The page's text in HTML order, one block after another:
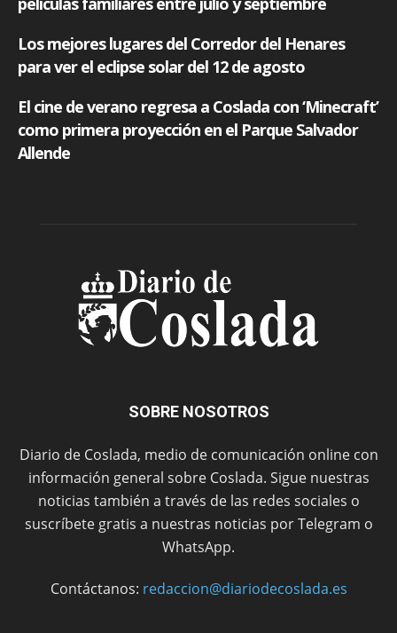
SOBRE NOSOTROS
Diario de Coslada, medio de comunicación online con
información general sobre Coslada. Sigue nuestras
noticias también a través de las redes sociales o
suscríbete gratis a nuestras noticias por Telegram o
WhatsApp.
Contáctanos: redaccion@diariodecoslada.es